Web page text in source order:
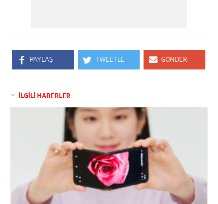
PAYLAŞ TWEETLE GÖNDER
İLGİLİ HABERLER